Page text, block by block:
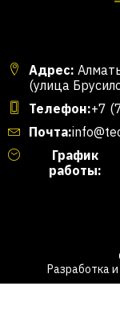
Адрес:
(улица
Телефон:+7
Почта:
График
работы:
Разработка